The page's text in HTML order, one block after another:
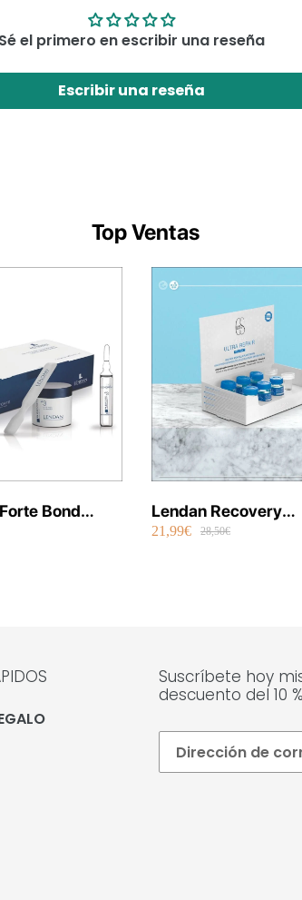
Sé el primero en escribir una reseña
Escribir una reseña
Top Ventas
Bond
6 x 13 ml
Lendan Recovery
Concentrado Ultra
21,99€ 28,50€
Suscríbete hoy
descuento del 10